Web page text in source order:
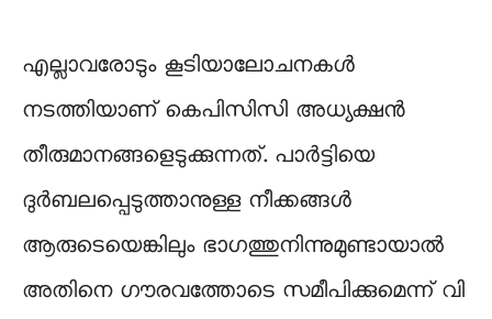
എല്ലാവരോടും കൂടിയാലോചനകള്‍
നടത്തിയാണ് കെപിസിസി അധ്യക്ഷന്‍
തീരുമാനങ്ങളെടുക്കുന്നത്. പാര്‍ട്ടിയെ
ദുര്‍ബലപ്പെടുത്താനുള്ള നീക്കങ്ങള്‍
ആരുടെയെങ്കിലും ഭാഗത്തുനിന്നുമുണ്ടായാല്‍
അതിനെ ഗൗരവത്തോടെ സമീപിക്കുമെന്ന് വി